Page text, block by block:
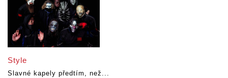
Style
Slavné kapely předtím, než...